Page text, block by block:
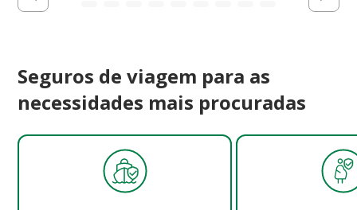
Seguros de viagem para as
necessidades mais procuradas